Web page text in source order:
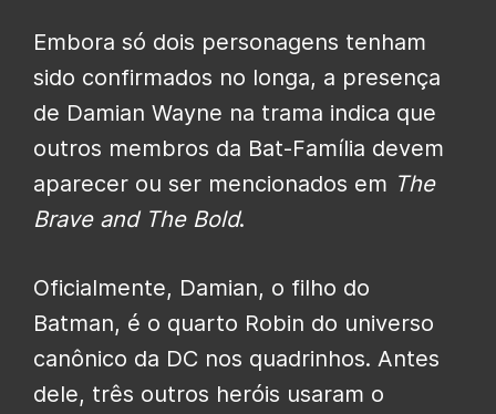
Embora só dois personagens tenham
sido confirmados no longa, a presença
de Damian Wayne na trama indica que
outros membros da Bat-Família devem
aparecer ou ser mencionados em The
Brave and The Bold.
Oficialmente, Damian, o filho do
Batman, é o quarto Robin do universo
canônico da DC nos quadrinhos. Antes
dele, três outros heróis usaram o